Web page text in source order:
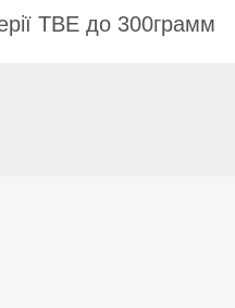
ТВЕ до 300грамм